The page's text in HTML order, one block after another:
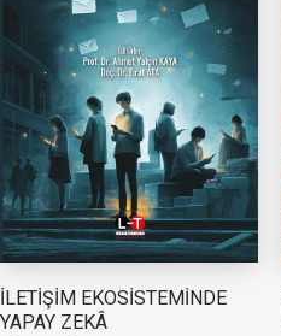
İLETİŞİM EKOSİSTEMİNDE
YAPAY ZEKÂ